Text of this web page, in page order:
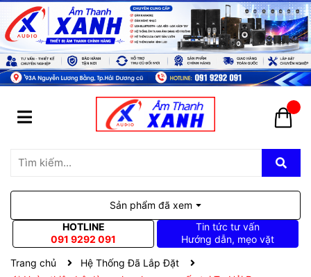
Sản phẩm đã xem
HOTLINE
091 9292 091
Tin tức tư vấn
Hướng dẫn, mẹo vặt
Trang chủ
Hệ Thống Đã Lắp Đặt